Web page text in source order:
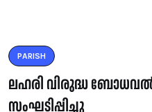
PARISH
ലഹരി വിരുദ്ധ
സംഘടിപ്പിച്ചു